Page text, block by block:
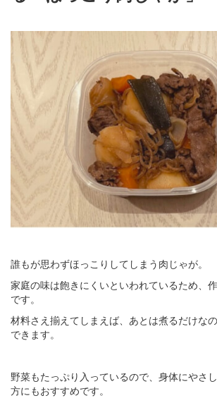
誰もが思わずほっこりしてしまう肉じゃが。
家庭の味は飽きにくいといわれているため、
です。
材料さえ揃えてしまえば、あとは煮るだけな
できます。
野菜もたっぷり入っているので、身体にやさ
方にもおすすめです。